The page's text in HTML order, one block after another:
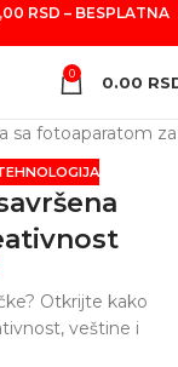
RSD – BESPLATNA
0 0.00
Otkrijte kako
veštine i